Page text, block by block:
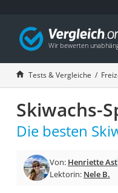
Tests & Vergleiche
Skiwachs-
Die besten
Von: Henriette Ast
Lektorin: Nele B.